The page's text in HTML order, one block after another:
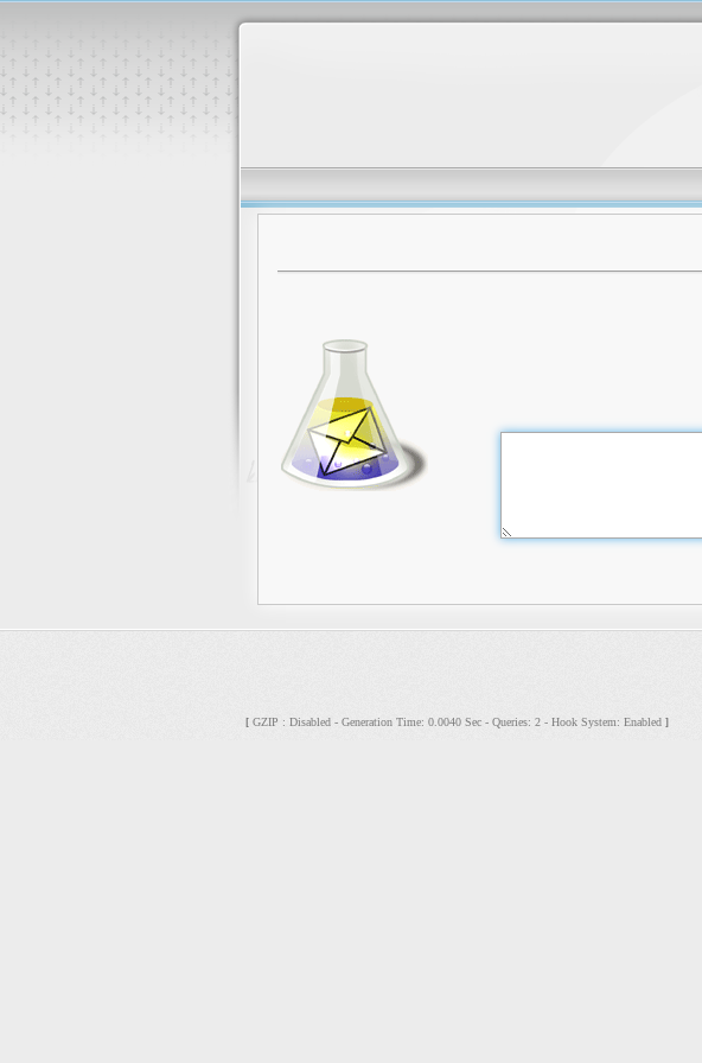
[ GZIP : Disabled - Generation Time: 0.0040 Sec - Queries: 2 - Hook System: Enabled ]